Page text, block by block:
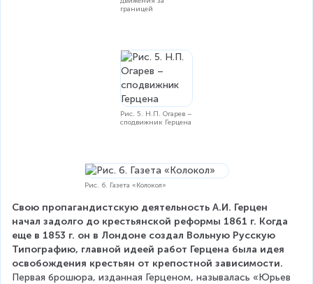
границей
Рис. 5. Н.П. Огарев –
сподвижник Герцена
Рис. 6. Газета «Колокол»
Свою пропагандистскую деятельность А.И. Герцен
начал задолго до крестьянской реформы 1861 г. Когда
еще в 1853 г. он в Лондоне создал Вольную Русскую
Типографию, главной идеей работ Герцена была идея
освобождения крестьян от крепостной зависимости.
Первая брошюра, изданная Герценом, называлась «Юрьев